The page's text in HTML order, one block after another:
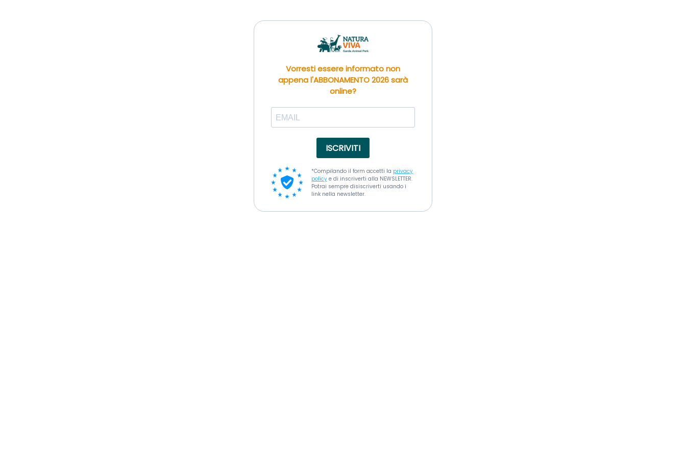
Vorresti essere informato non
appena l'ABBONAMENTO 2026 sarà
online?
ISCRIVITI
*Compilando il form accetti la privacy
policy e di inscriverti alla NEWSLETTER.
Potrai sempre disiscriverti usando i
link nella newsletter.